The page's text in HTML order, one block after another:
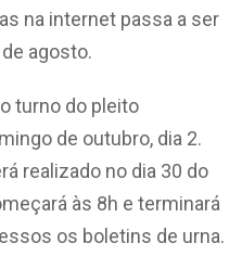
na internet passa a ser
agosto.
turno do pleito
de outubro, dia 2.
realizado no dia 30 do
às 8h e terminará
os boletins de urna.